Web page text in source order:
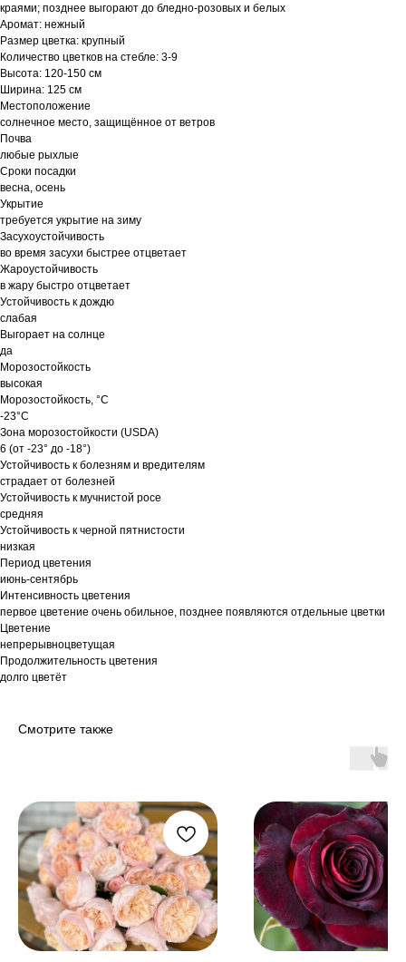
краями; позднее выгорают до бледно-розовых и белых
Аромат: нежный
Размер цветка: крупный
Количество цветков на стебле: 3-9
Высота: 120-150 см
Ширина: 125 см
Местоположение
солнечное место, защищённое от ветров
Почва
любые рыхлые
Сроки посадки
весна, осень
Укрытие
требуется укрытие на зиму
Засухоустойчивость
во время засухи быстрее отцветает
Жароустойчивость
в жару быстро отцветает
Устойчивость к дождю
слабая
Выгорает на солнце
да
Морозостойкость
высокая
Морозостойкость, °C
-23°C
Зона морозостойкости (USDA)
6 (от -23° до -18°)
Устойчивость к болезням и вредителям
страдает от болезней
Устойчивость к мучнистой росе
средняя
Устойчивость к черной пятнистости
низкая
Период цветения
июнь-сентябрь
Интенсивность цветения
первое цветение очень обильное, позднее появляются отдельные цветки
Цветение
непрерывноцветущая
Продолжительность цветения
долго цветёт
Смотрите также